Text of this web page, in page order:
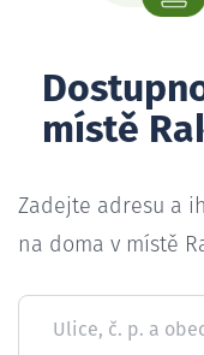
místě
Zadejte adresu a
na doma v místě
Ulice, č. p. a